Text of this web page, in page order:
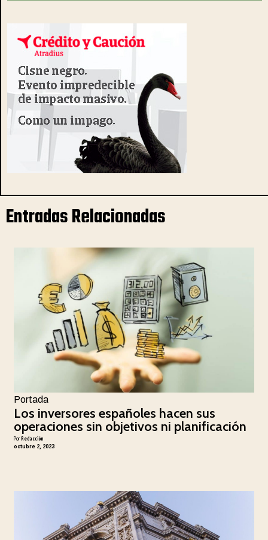
Entradas Relacionadas
Portada
Los inversores españoles hacen sus
operaciones sin objetivos ni planificación
PorRedacción
octubre 2, 2023